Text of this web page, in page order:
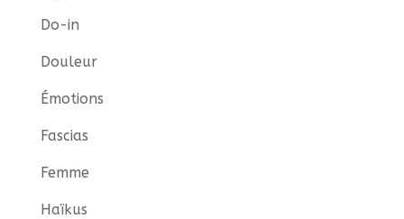
Do-in
Douleur
Émotions
Fascias
Femme
Haïkus